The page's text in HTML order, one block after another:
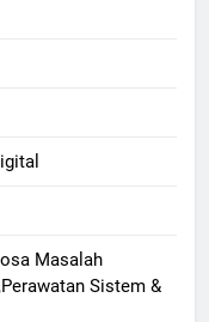
Masalah
Sistem &